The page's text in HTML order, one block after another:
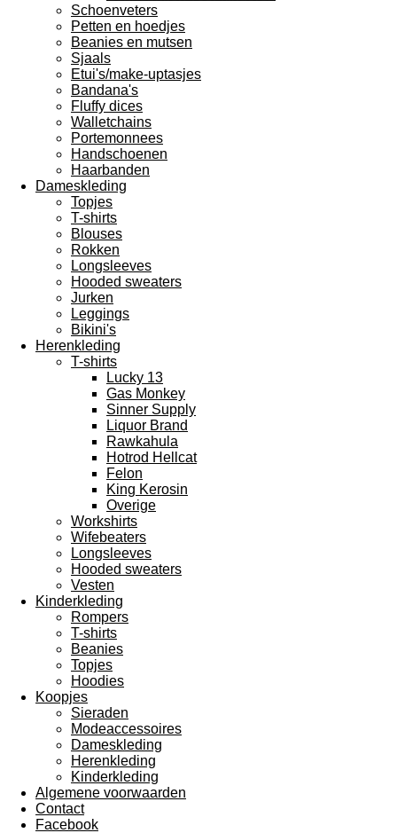
Schoenveters
Petten en hoedjes
Beanies en mutsen
Sjaals
Etui's/make-uptasjes
Bandana's
Fluffy dices
Walletchains
Portemonnees
Handschoenen
Haarbanden
Dameskleding
Topjes
T-shirts
Blouses
Rokken
Longsleeves
Hooded sweaters
Jurken
Leggings
Bikini's
Herenkleding
T-shirts
Lucky 13
Gas Monkey
Sinner Supply
Liquor Brand
Rawkahula
Hotrod Hellcat
Felon
King Kerosin
Overige
Workshirts
Wifebeaters
Longsleeves
Hooded sweaters
Vesten
Kinderkleding
Rompers
T-shirts
Beanies
Topjes
Hoodies
Koopjes
Sieraden
Modeaccessoires
Dameskleding
Herenkleding
Kinderkleding
Algemene voorwaarden
Contact
Facebook